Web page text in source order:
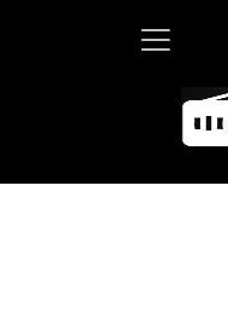
Debayle en W,